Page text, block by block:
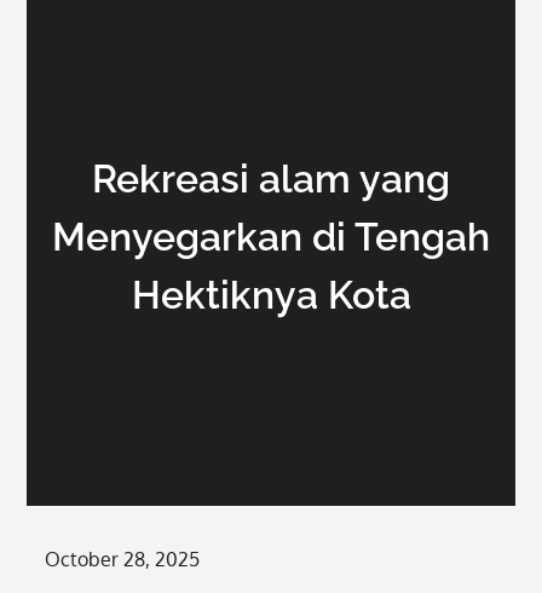
Rekreasi alam yang
Menyegarkan di Tengah
Hektiknya Kota
Posted
October 28, 2025